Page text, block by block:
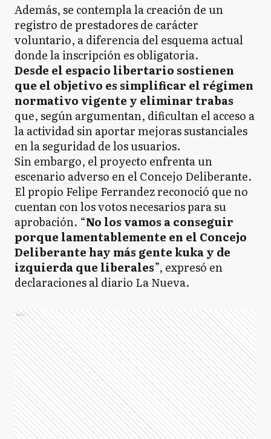
Además, se contempla la creación de un
registro de prestadores de carácter
voluntario, a diferencia del esquema actual
donde la inscripción es obligatoria.
Desde el espacio libertario sostienen
que el objetivo es simplificar el régimen
normativo vigente y eliminar trabas
que, según argumentan, dificultan el acceso a
la actividad sin aportar mejoras sustanciales
en la seguridad de los usuarios.
Sin embargo, el proyecto enfrenta un
escenario adverso en el Concejo Deliberante.
El propio Felipe Ferrandez reconoció que no
cuentan con los votos necesarios para su
aprobación. “No los vamos a conseguir
porque lamentablemente en el Concejo
Deliberante hay más gente kuka y de
izquierda que liberales”, expresó en
declaraciones al diario La Nueva.
Ads